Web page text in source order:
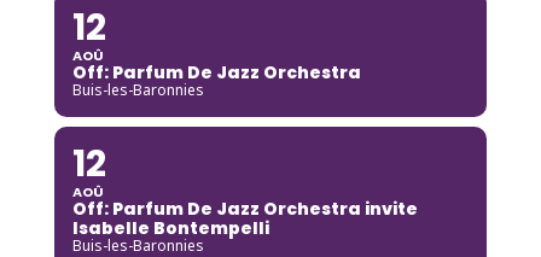
12
AOÛ
Off: Parfum De Jazz Orchestra
Buis-les-Baronnies
12
AOÛ
Off: Parfum De Jazz Orchestra invite
Isabelle Bontempelli
Buis-les-Baronnies